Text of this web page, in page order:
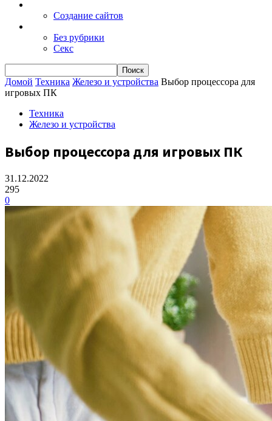
Создание сайтов
Без рубрики
Секс
Домой Техника Железо и устройства Выбор процессора для
игровых ПК
Техника
Железо и устройства
Выбор процессора для игровых ПК
31.12.2022
295
0